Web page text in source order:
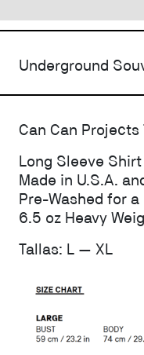
Underground
Can Can Projects
Long Sleeve Shirt
Made in U.S.A.
Pre-Washed for
6.5 oz Heavy
Tallas: L — XL